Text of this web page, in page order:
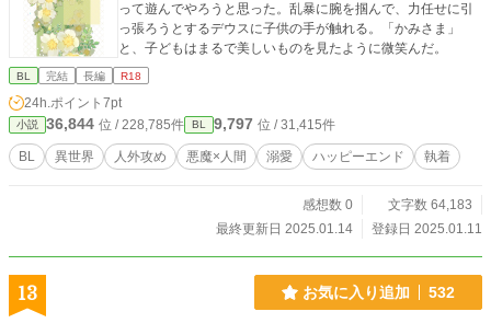
って遊んでやろうと思った。乱暴に腕を掴んで、力任せに引
っ張ろうとするデウスに子供の手が触れる。「かみさま」
と、子どもはまるで美しいものを見たように微笑んだ。
BL 完結 長編 R18
24h.ポイント 7pt
小説 36,844 位 / 228,785件 BL 9,797 位 / 31,415件
BL 異世界 人外攻め 悪魔×人間 溺愛 ハッピーエンド 執着
感想数 0
文字数 64,183
最終更新日 2025.01.14
登録日 2025.01.11
13 お気に入り追加 532